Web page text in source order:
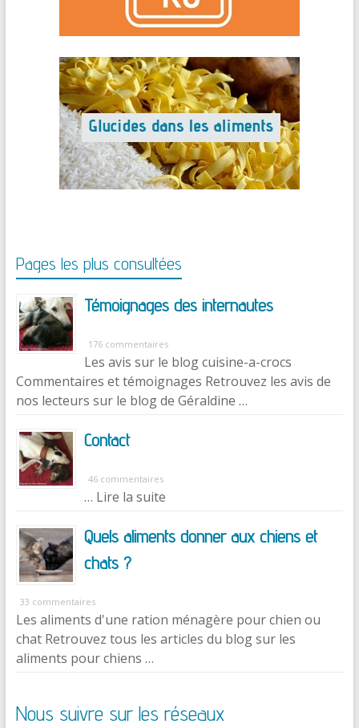
Pages les plus consultées
Témoignages des internautes
176 commentaires
Les avis sur le blog cuisine-a-crocs
Commentaires et témoignages Retrouvez les avis de
nos lecteurs sur le blog de Géraldine …
Contact
46 commentaires
… Lire la suite
Quels aliments donner aux chiens et
chats ?
33 commentaires
Les aliments d'une ration ménagère pour chien ou
chat Retrouvez tous les articles du blog sur les
aliments pour chiens …
Nous suivre sur les réseaux